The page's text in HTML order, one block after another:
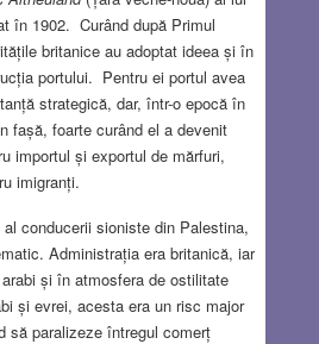
în 1902. Curând după Primul
britanice au adoptat ideea și în
portului. Pentru ei portul avea
strategică, dar, într-o epocă în
fașă, foarte curând el a devenit
importul și exportul de mărfuri,
imigranți.
conducerii sioniste din Palestina,
Administrația era britanică, iar
și în atmosfera de ostilitate
și evrei, acesta era un risc major
să paralizeze întregul comerț